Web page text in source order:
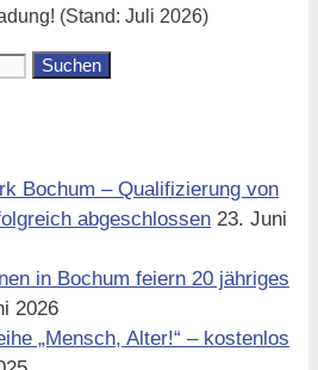
(Stand: Juli 2026)
Bochum – Qualifizierung von
abgeschlossen 23. Juni
in Bochum feiern 20 jähriges
2026
„Mensch, Alter!“ – kostenlos